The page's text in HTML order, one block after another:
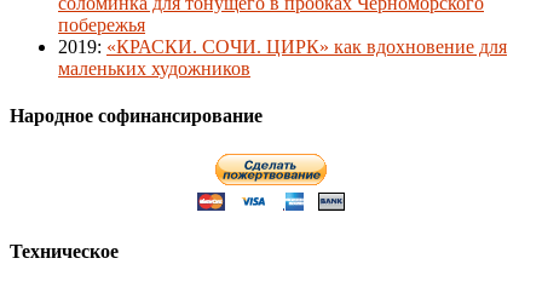
побережья
2019: «КРАСКИ. СОЧИ. ЦИРК» как вдохновение для
маленьких художников
Народное софинансирование
Техническое